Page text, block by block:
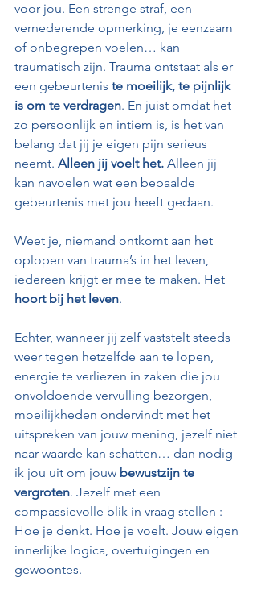
voor jou. Een strenge straf, een
vernederende opmerking, je eenzaam
of onbegrepen voelen… kan
traumatisch zijn. Trauma ontstaat als er
een gebeurtenis te moeilijk, te pijnlijk
is om te verdragen. En juist omdat het
zo persoonlijk en intiem is, is het van
belang dat jij je eigen pijn serieus
neemt. Alleen jij voelt het. Alleen jij
kan navoelen wat een bepaalde
gebeurtenis met jou heeft gedaan.
Weet je, niemand ontkomt aan het
oplopen van trauma’s in het leven,
iedereen krijgt er mee te maken. Het
hoort bij het leven.
Echter, wanneer jij zelf vaststelt steeds
weer tegen hetzelfde aan te lopen,
energie te verliezen in zaken die jou
onvoldoende vervulling bezorgen,
moeilijkheden ondervindt met het
uitspreken van jouw mening, jezelf niet
naar waarde kan schatten… dan nodig
ik jou uit om jouw bewustzijn te
vergroten. Jezelf met een
compassievolle blik in vraag stellen :
Hoe je denkt. Hoe je voelt. Jouw eigen
innerlijke logica, overtuigingen en
gewoontes.